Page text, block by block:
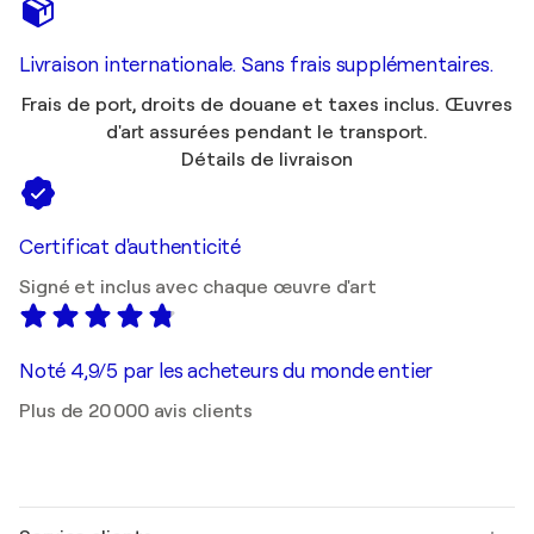
Livraison internationale. Sans frais supplémentaires.
Frais de port, droits de douane et taxes inclus. Œuvres
d'art assurées pendant le transport.
Détails de livraison
Certificat d'authenticité
Signé et inclus avec chaque œuvre d'art
Noté 4,9/5 par les acheteurs du monde entier
Plus de 20 000 avis clients